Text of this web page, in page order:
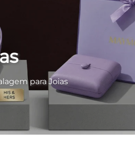
para Joias